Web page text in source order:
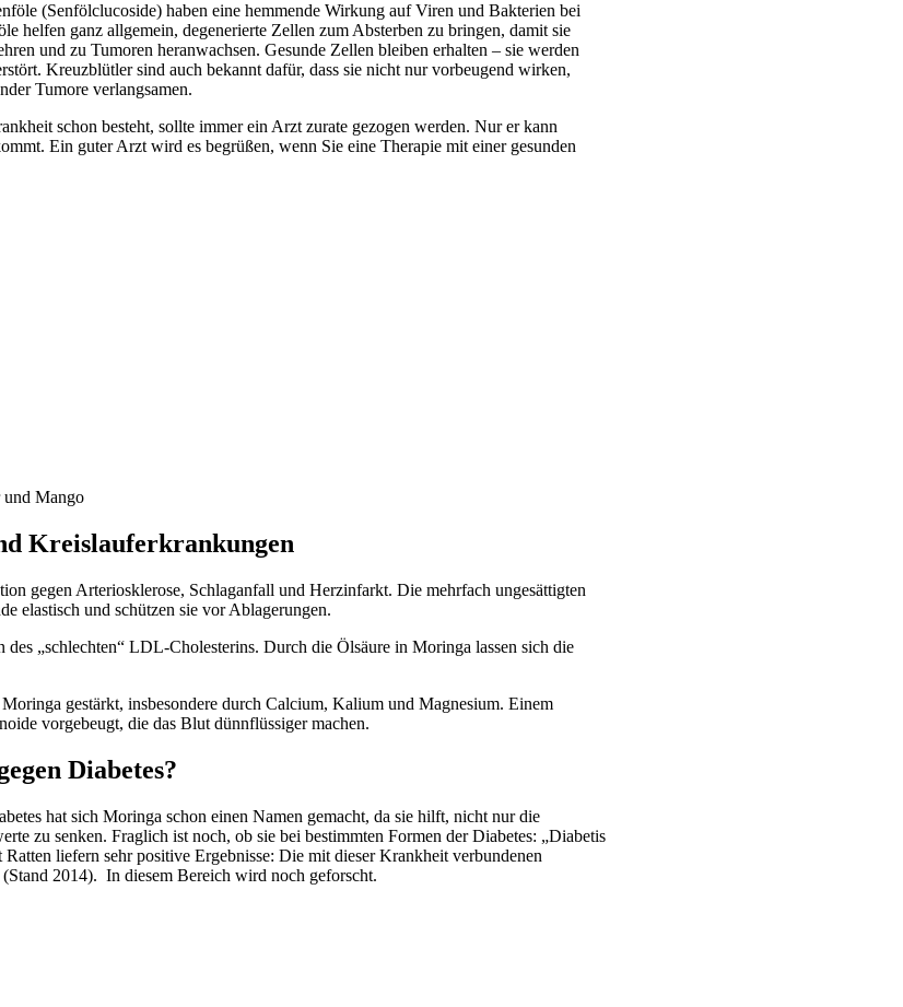
(Senfölclucoside) haben eine hemmende Wirkung auf Viren und Bakterien bei
helfen ganz allgemein, degenerierte Zellen zum Absterben zu bringen, damit sie
und zu Tumoren heranwachsen. Gesunde Zellen bleiben erhalten – sie werden
Kreuzblütler sind auch bekannt dafür, dass sie nicht nur vorbeugend wirken,
Tumore verlangsamen.
schon besteht, sollte immer ein Arzt zurate gezogen werden. Nur er kann
Ein guter Arzt wird es begrüßen, wenn Sie eine Therapie mit einer gesunden
und Mango
Kreislauferkrankungen
gegen Arteriosklerose, Schlaganfall und Herzinfarkt. Die mehrfach ungesättigten
elastisch und schützen sie vor Ablagerungen.
des „schlechten“ LDL-Cholesterins. Durch die Ölsäure in Moringa lassen sich die
gestärkt, insbesondere durch Calcium, Kalium und Magnesium. Einem
vorgebeugt, die das Blut dünnflüssiger machen.
Diabetes?
hat sich Moringa schon einen Namen gemacht, da sie hilft, nicht nur die
zu senken. Fraglich ist noch, ob sie bei bestimmten Formen der Diabetes: „Diabetis
liefern sehr positive Ergebnisse: Die mit dieser Krankheit verbundenen
2014). In diesem Bereich wird noch geforscht.